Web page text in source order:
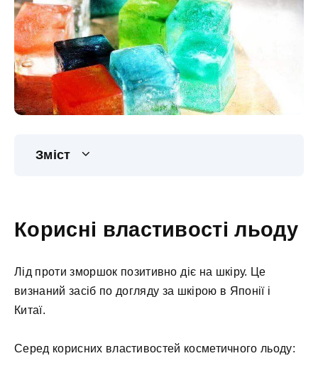
Зміст
Корисні властивості льоду
Лід проти зморшок позитивно діє на шкіру. Це
визнаний засіб по догляду за шкірою в Японії і
Китаї.
Серед корисних властивостей косметичного льоду: